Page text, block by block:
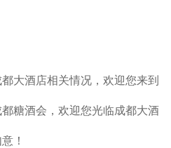
大酒店相关情况，欢迎您来到
糖酒会，欢迎您光临成都大酒
！